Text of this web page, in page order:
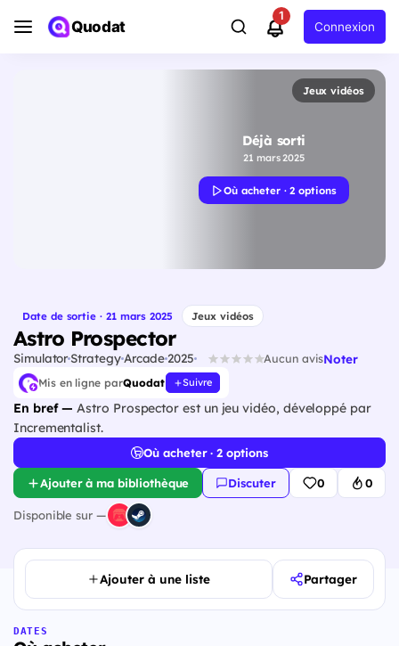
Quodat
1
Connexion
Jeux vidéos
Déjà sorti
21 mars 2025
Où acheter · 2 options
Date de sortie · 21 mars 2025 Jeux vidéos
Astro Prospector
Simulator StrategyArcade 2025 Aucun avisNoter
Mis en ligne parQuodat Suivre
En bref — Astro Prospector est un jeu vidéo, développé par
Incrementalist.
Où acheter · 2 options
Ajouter à ma bibliothèque Discuter 0 0
Disponible sur —
Ajouter à une liste Partager
DATES